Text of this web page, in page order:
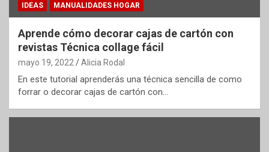
IDEAS MANUALIDADES HOGAR
Aprende cómo decorar cajas de cartón con
revistas Técnica collage fácil
mayo 19, 2022 Alicia Rodal
En este tutorial aprenderás una técnica sencilla de como
forrar o decorar cajas de cartón con…